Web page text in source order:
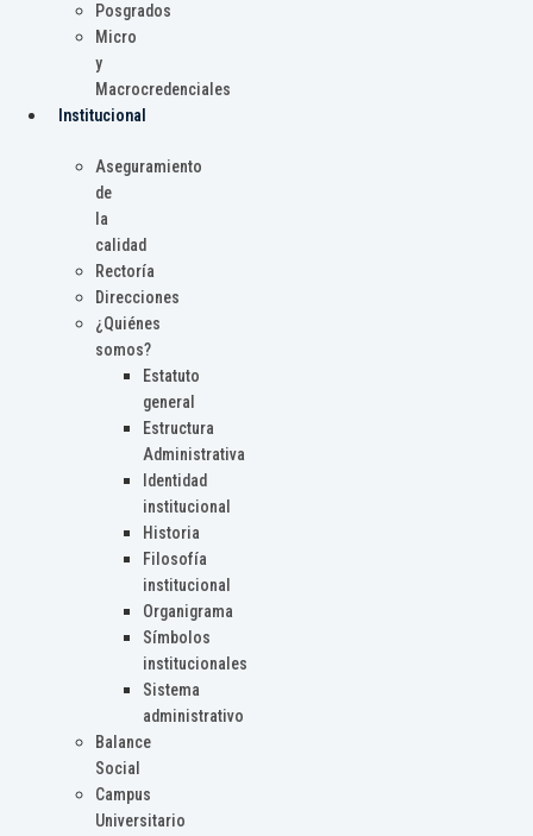
Posgrados
Micro
y
Macrocredenciales
Institucional
Aseguramiento
de
la
calidad
Rectoría
Direcciones
¿Quiénes
somos?
Estatuto
general
Estructura
Administrativa
Identidad
institucional
Historia
Filosofía
institucional
Organigrama
Símbolos
institucionales
Sistema
administrativo
Balance
Social
Campus
Universitario